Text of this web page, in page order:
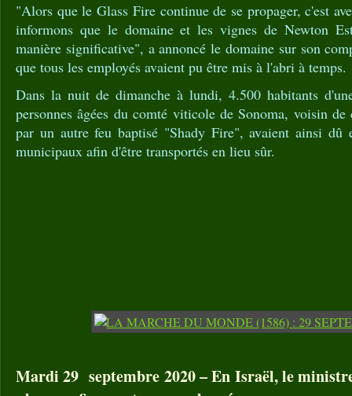
"Alors que le Glass Fire continue de se propager, c'est
informons que le domaine et les vignes de Newton
manière significative", a annoncé le domaine sur son
que tous les employés avaient pu être mis à l'abri à temps.
Dans la nuit de dimanche à lundi, 4.500 habitants
personnes âgées du comté viticole de Sonoma, voisin
par un autre feu baptisé "Shady Fire", avaient ainsi dû
municipaux afin d'être transportés en lieu sûr.
Mardi 29 septembre 2020 – En Israël, le